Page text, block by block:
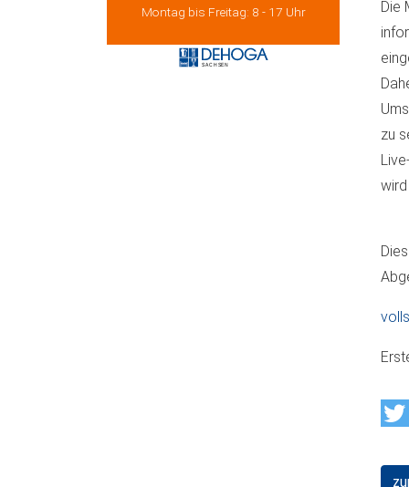
Montag bis Freitag: 8 - 17 Uhr
Die
zu